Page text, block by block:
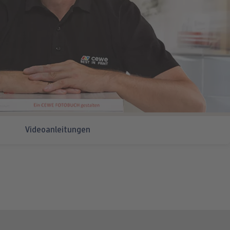
Videoanleitungen